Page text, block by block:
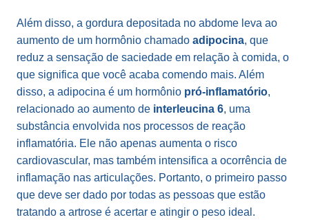
Além disso, a gordura depositada no abdome leva ao
aumento de um hormônio chamado adipocina, que
reduz a sensação de saciedade em relação à comida, o
que significa que você acaba comendo mais. Além
disso, a adipocina é um hormônio pró-inflamatório,
relacionado ao aumento de interleucina 6, uma
substância envolvida nos processos de reação
inflamatória. Ele não apenas aumenta o risco
cardiovascular, mas também intensifica a ocorrência de
inflamação nas articulações. Portanto, o primeiro passo
que deve ser dado por todas as pessoas que estão
tratando a artrose é acertar e atingir o peso ideal.